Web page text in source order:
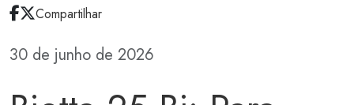
Compartilhar
30 de junho de 2026